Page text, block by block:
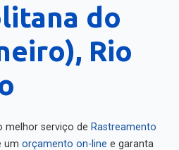
do
Rio
melhor serviço de Rastreamento
um orçamento on-line e garanta